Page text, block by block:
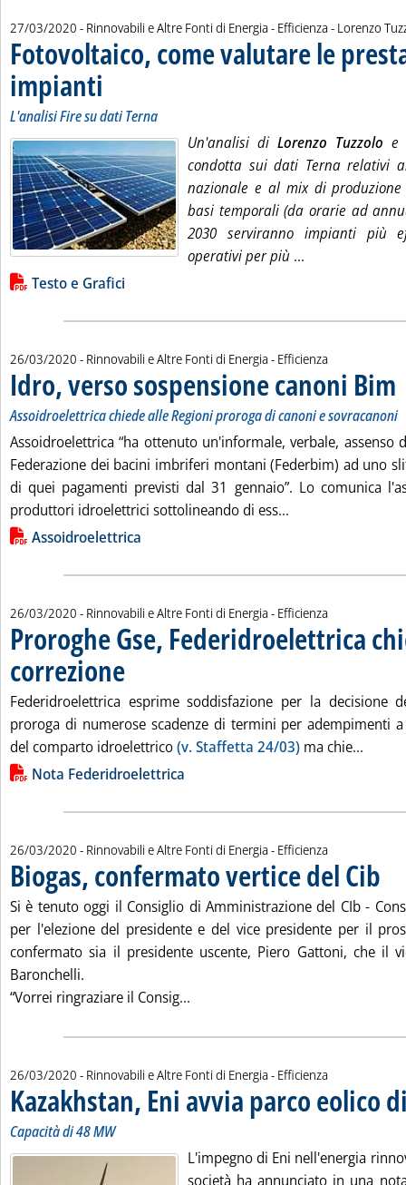
27/03/2020 - Rinnovabili e Altre Fonti di Energia - Efficienza - di:
Lorenzo
Fotovoltaico, come valutare le
impianti
L'analisi Fire su dati Terna
Un'analisi di Lorenzo Tuzzolo e
condotta sui dati Terna relativi
nazionale e al mix di
basi temporali (da orarie ad
2030 serviranno impianti più
operativi per più ...
Lista allegati PDF alla notizia
Testo e Grafici
26/03/2020 - Rinnovabili e Altre Fonti di Energia - Efficienza
Idro, verso sospensione canoni Bim
Assoidroelettrica chiede alle Regioni proroga di canoni e sovracanoni
Assoidroelettrica “ha ottenuto un'informale, verbale, assenso
Federazione dei bacini imbriferi montani (Federbim) ad uno
di quei pagamenti previsti dal 31 gennaio”. Lo comunica
produttori idroelettrici sottolineando di ess...
Lista allegati PDF alla notizia
Assoidroelettrica
26/03/2020 - Rinnovabili e Altre Fonti di Energia - Efficienza
Proroghe Gse, Federidroelettrica
correzione
Federidroelettrica esprime soddisfazione per la decisione
proroga di numerose scadenze di termini per adempimenti
del comparto idroelettrico(v. Staffetta 24/03) ma chie...
Lista allegati PDF alla notizia
Nota Federidroelettrica
26/03/2020 - Rinnovabili e Altre Fonti di Energia - Efficienza
Biogas, confermato vertice del Cib
Si è tenuto oggi il Consiglio di Amministrazione del CIb -
per l'elezione del presidente e del vice presidente per il
confermato sia il presidente uscente, Piero Gattoni, che il
Baronchelli.
“Vorrei ringraziare il Consig...
26/03/2020 - Rinnovabili e Altre Fonti di Energia - Efficienza
Kazakhstan, Eni avvia parco eolico
Capacità di 48 MW
L'impegno di Eni nell'energia
società ha annunciato in una